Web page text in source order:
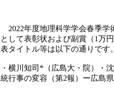
2022年度地理科学学会春季学
として表彰状および副賞（1万
表タイトル等は以下の通りです
・横川知司*（広島大・院）・
統行事の変容（第2報）ー広島